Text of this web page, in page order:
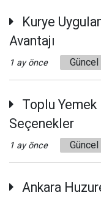
Kurye
Avantajı
1 ay önce Güncel
Toplu Yemek
Seçenekler
1 ay önce Güncel
Ankara